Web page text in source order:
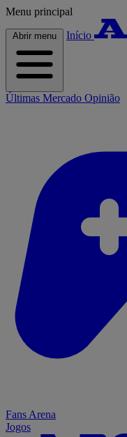
Menu principal
Abrir menu Início
Últimas Mercado Opinião
Fans Arena
Jogos